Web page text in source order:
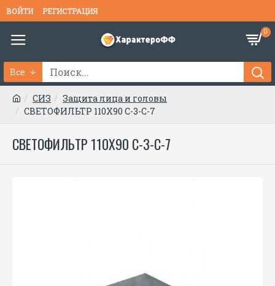
ВОЙТИ РЕГИСТРАЦИЯ
0
Все
СИЗ
Защита лица и головы
СВЕТОФИЛЬТР 110Х90 С-3-С-7
СВЕТОФИЛЬТР 110Х90 С-3-С-7